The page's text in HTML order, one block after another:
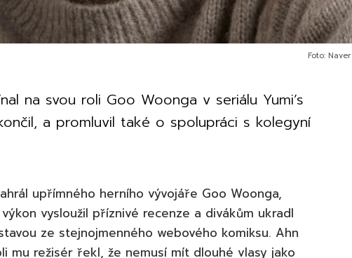
Foto: Naver
na svou roli Goo Woonga v seriálu Yumi’s
a promluvil také o spolupráci s kolegyní
upřímného herního vývojáře Goo Woonga,
vysloužil příznivé recenze a divákům ukradl
ze stejnojmenného webového komiksu. Ahn
mu režisér řekl, že nemusí mít dlouhé vlasy jako